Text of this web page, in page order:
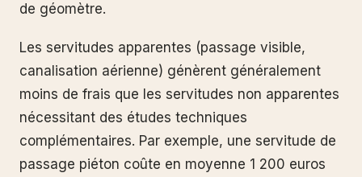
de géomètre.
Les servitudes apparentes (passage visible,
canalisation aérienne) génèrent généralement
moins de frais que les servitudes non apparentes
nécessitant des études techniques
complémentaires. Par exemple, une servitude de
passage piéton coûte en moyenne 1 200 euros